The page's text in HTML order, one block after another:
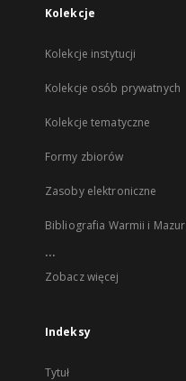
Kolekcje
Kolekcje instytucji
Kolekcje osób prywatnych
Kolekcje tematyczne
Formy zbiorów
Zasoby elektroniczne
Bibliografia Warmii i Mazur
...
Zobacz więcej
Indeksy
Tytuł